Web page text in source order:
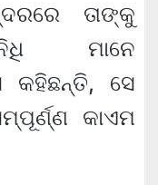
ତାଙ୍କୁ
ମାନେ
କହିଛନ୍ତି, ସେ
କାଏମ